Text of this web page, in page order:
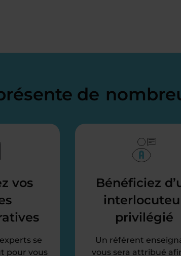
de
vos
se
pour vous
Bénéficiez
privilégié
Un référent
vous sera attribué